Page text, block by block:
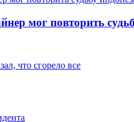
мог повторить
что сгорело все